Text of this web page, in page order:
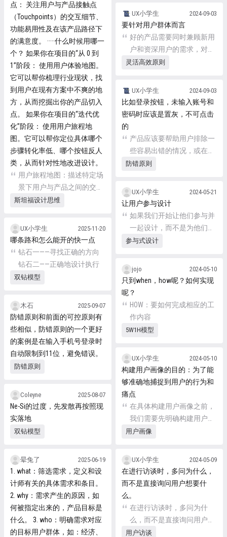
点： 关注用户与产品接触点
（Touchpoints）的交互细节、
功能易用性及在该产品路径下
的满意度。 ·····什么时候用哪一
个？ 如果你在项目的“从 0 到
1”阶段： 使用用户体验地图。
它可以帮你梳理行业现状，找
到用户在现有方案中不爽的地
方，从而挖掘出你的产品切入
点。 如果你在项目的“迭代优
化”阶段： 使用用户旅程地
图。它可以帮你定位具体哪个
步骤转化率低、哪个按钮反人
类，从而针对性地改进设计。
用户旅程地图：描述特定场
景下用户与产品之间的交互
过程。 用户体验地图：通
直观的展示用户在产品使用
过程中的情绪曲线，从全局
视角审视产品
斯坦福设计思维
UX小学生 2025-11-20
哪条路和怎么能开的快一点
钻石一——寻找正确的方向
钻石二——正确地设计执行
双钻模型
木石 2025-09-07
防错原则和前面的可控原则有
些相似，防错原则的一个更好
的案例是在输入手机号登录时
自动限制到11位，避免错误。
防错原则
Coleyne 2025-08-07
Ne-Si的过度，先发散再按照现
实落地
双钻模型
晕兔了 2025-06-19
1. what：筛选需求，定义和设
计师有关的具体需求和条目。
2. why：需求产生的原因，如
何被指定出来的，产品目标是
什么。 3. who：明确需求对应
的目标用户群体，如：经济、
UX小学生 2024-09-03
要针对用户群体而言
好的产品需要同时兼顾新用
户和资深用户的需求，对新
用户来说，需要功能明确、
高效使用高频功能。 不可迎
合某一种用户，把不必要的
信息占据重要部分。
灵活高效原则
UX小学生 2024-09-03
比如登录按钮，未输入账号和
密码时应该是置灰，不可点击
的
产品应该要帮助用户排除一
些容易出错的情况，或在用
户提交之前给他一个确认的
防错原则
UX小学生 2024-05-21
让用户参与设计
如果我们开始让他们参与并
一起设计，而不是为他们设
计，我们会获得更具创新
参与式设计
jojo 2024-05-10
只到when，how呢？如何实现
呢？
HOW：要如何完成相应的工
作内容
5W1H模型
UX小学生 2024-05-10
构建用户画像的目的：为了能
够准确地捕捉到用户的行为和
痛点
在具体构建用户画像之前，
我们需要先明确构建用户画
像的目的。品牌以数据集成
性别、职业、收入、生活方
式、消费偏好等信息，是为
了能够准确地捕捉到用户的
用户画像时，需要时刻牢
记：构建用户画像并非是对
消费者数据的简单收集和记
用户画像
UX小学生 2024-05-09
在进行访谈时，多问为什么，
而不是直接询问用户想要什
么。
在进行访谈时，多问为什
么，而不是直接询问用户想
要什么。
用户访谈